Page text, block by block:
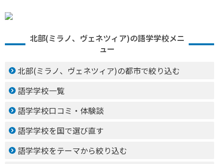
北部(ミラノ、ヴェネツィア)の語学学校メニ
ュー
北部(ミラノ、ヴェネツィア)の都市で絞り込む
語学学校一覧
語学学校口コミ・体験談
語学学校を国で選び直す
語学学校をテーマから絞り込む